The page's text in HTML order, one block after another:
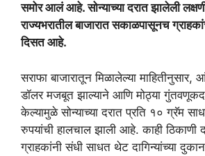
समोर आलं आहे. सोन्याच्या दरात झालेली
राज्यभरातील बाजारात सकाळपासूनच
दिसत आहे.
सराफा बाजारातून मिळालेल्या माहितीनुसार,
डॉलर मजबूत झाल्याने आणि मोठ्या
केल्यामुळे सोन्याच्या दरात प्रति १० ग्रॅम
रुपयांची हालचाल झाली आहे. काही ठिकाणी
ग्राहकांनी संधी साधत थेट दागिन्यांच्या